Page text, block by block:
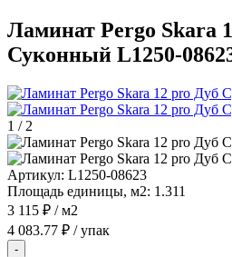
Ламинат Pergo Skara
Суконный L1250-
1 / 2
Артикул: L1250-08623
Площадь единицы, м2: 1.311
3 115 ₽ / м2
4 083.77 ₽ / упак
-